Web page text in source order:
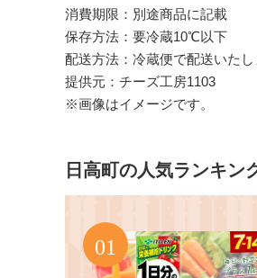
消費期限：別途商品に記載
保存方法：要冷蔵10℃以下
配送方法：冷蔵便で配送いたし
提供元：チーズ工房1103
※画像はイメージです。
日高町の人気ランキン